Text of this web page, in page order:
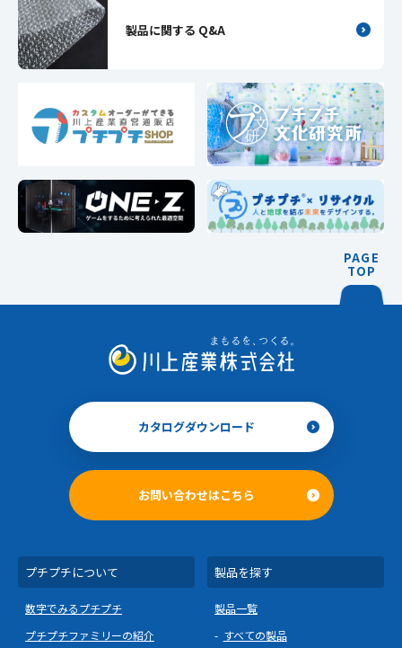
製品に関する Q&A
PAGE
TOP
カタログダウンロード
お問い合わせはこちら
プチプチについて
数字でみるプチプチ
プチプチファミリーの紹介
製品を探す
製品一覧
すべての製品